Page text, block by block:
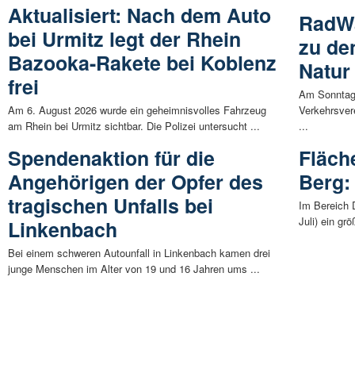
Aktualisiert: Nach dem Auto
bei Urmitz legt der Rhein
Bazooka-Rakete bei Koblenz
frei
Am 6. August 2026 wurde ein geheimnisvolles Fahrzeug
am Rhein bei Urmitz sichtbar. Die Polizei untersucht ...
Spendenaktion für die
Angehörigen der Opfer des
tragischen Unfalls bei
Linkenbach
Bei einem schweren Autounfall in Linkenbach kamen drei
junge Menschen im Alter von 19 und 16 Jahren ums ...
zu
Am
...
Im Bereich
Juli) ein